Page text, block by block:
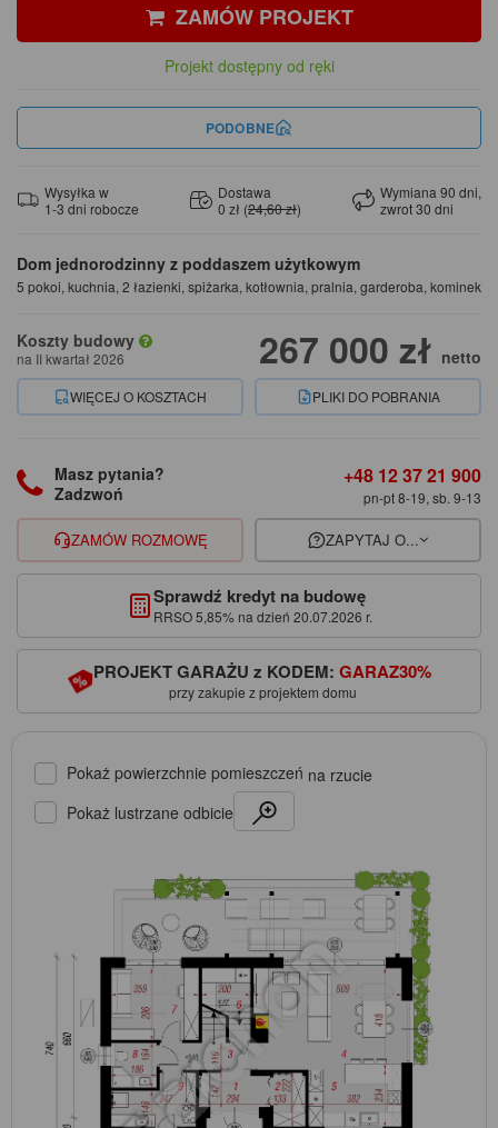
Dom jednorodzinny z poddaszem użytkowym
5 pokoi, kuchnia, 2 łazienki, spiżarka, kotłownia, pralnia, garderoba, kominek
Koszty budowy
na II kwartał 2026 267 000 zł netto
WIĘCEJ O KOSZTACH PLIKI DO POBRANIA
ZAMÓW PROJEKT
Projekt dostępny od ręki
PODOBNE
Wysyłka w
1-3 dni robocze
Dostawa
0 zł (24,60 zł)
Wymiana 90 dni,
zwrot 30 dni
Masz pytania?
Zadzwoń
+48 12 37 21 900
pn-pt 8-19, sb. 9-13
ZAMÓW ROZMOWĘ ZAPYTAJ O...
Sprawdź kredyt na budowę
RRSO 5,85% na dzień 20.07.2026 r.
PROJEKT GARAŻU z KODEM: GARAZ30%
przy zakupie z projektem domu
Pokaż powierzchnie pomieszczeń na rzucie
Pokaż lustrzane odbicie